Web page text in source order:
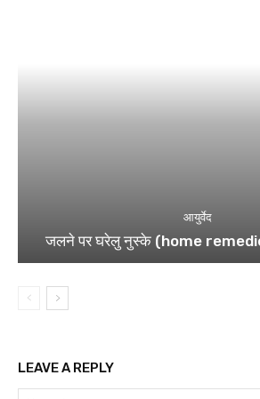
आयुर्वेद
जलने पर घरेलु नुस्के (home
LEAVE A REPLY